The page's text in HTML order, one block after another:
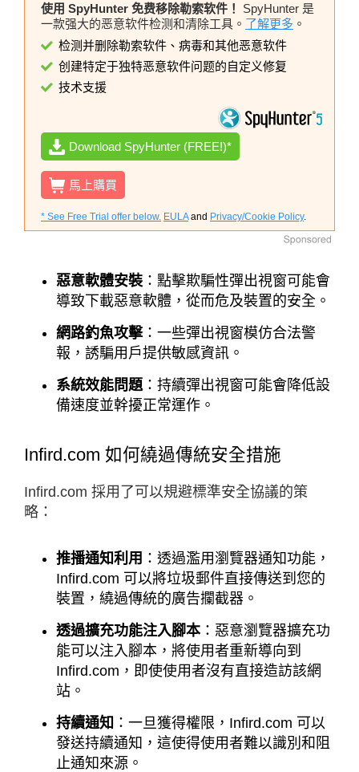
使用 SpyHunter 免费移除勒索软件！
SpyHunter 是
一款强大的恶意软件检测和清除工具。 了解更多 。
检测并删除勒索软件、病毒和其他恶意软件
创建特定于独特恶意软件问题的自定义修复
技术支援
Download SpyHunter (FREE!)*
馬上購買
* See Free Trial offer below. EULAand Privacy/Cookie Policy.
惡意軟體安裝 ：點擊欺騙性彈出視窗可能會
導致下載惡意軟體，從而危及裝置的安全。
網路釣魚攻擊：一些彈出視窗模仿合法警
報，誘騙用戶提供敏感資訊。
系統效能問題 ：持續彈出視窗可能會降低設
備速度並幹擾正常運作。
Infird.com 如何繞過傳統安全措施
Infird.com 採用了可以規避標準安全協議的策
略：
推播通知利用 ：透過濫用瀏覽器通知功能，
Infird.com 可以將垃圾郵件直接傳送到您的
裝置，繞過傳統的廣告攔截器。
透過擴充功能注入腳本：惡意瀏覽器擴充功
能可以注入腳本，將使用者重新導向到
Infird.com，即使使用者沒有直接造訪該網
站。
持續通知 ：一旦獲得權限，Infird.com 可以
發送持續通知，這使得使用者難以識別和阻
止通知來源。